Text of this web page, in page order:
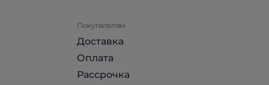
Покупателям
Доставка
Оплата
Рассрочка